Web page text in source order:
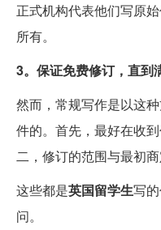
正式机构代表他们写原
所有。
3。保证免费修订，直到
然而，常规写作是以这
件的。首先，最好在收
二，修订的范围与最初
这些都是英国留学生写
问。